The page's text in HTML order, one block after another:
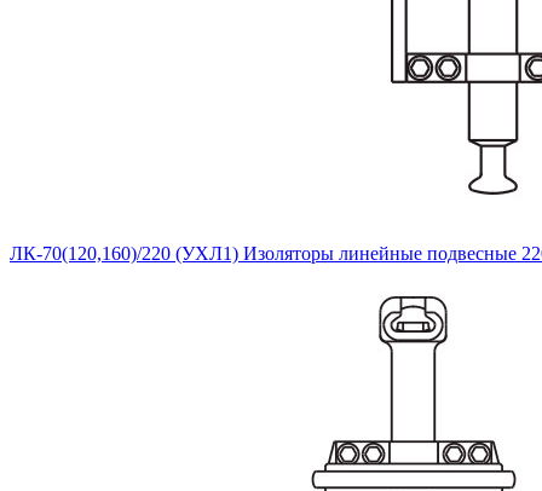
ЛК-70(120,160)/220 (УХЛ1) Изоляторы линейные подвесные